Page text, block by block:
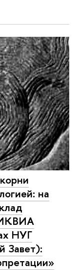
на
ИКВИА
НУГ
Завет):